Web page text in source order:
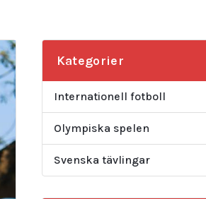
Kategorier
Internationell fotboll
Olympiska spelen
Svenska tävlingar